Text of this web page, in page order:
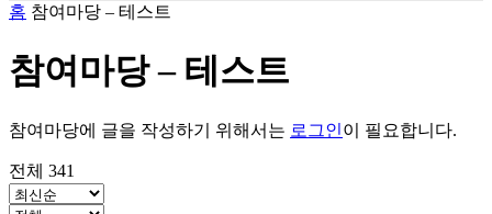
홈 참여마당 – 테스트
참여마당 – 테스트
참여마당에 글을 작성하기 위해서는 로그인이 필요합니다.
전체 341